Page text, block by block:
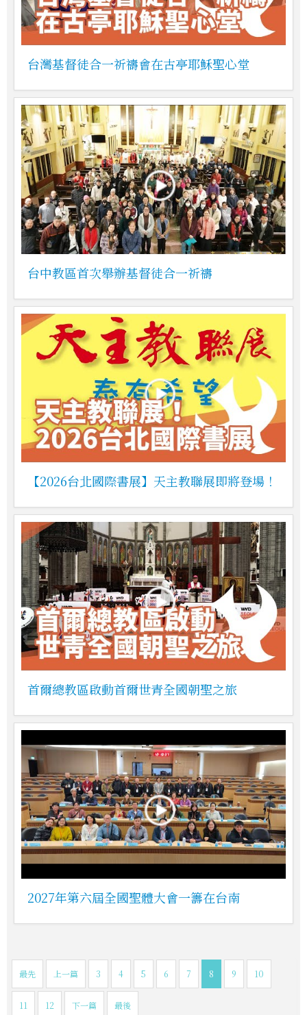
台灣基督徒合一祈禱會在古亭耶穌聖心堂
台中教區首次舉辦基督徒合一祈禱
【2026台北國際書展】天主教聯展即將登場！
首爾總教區啟動首爾世青全國朝聖之旅
2027年第六屆全國聖體大會一籌在台南
最先 上一篇 3 4 5 6 7 8 9 10
11 12 下一篇 最後